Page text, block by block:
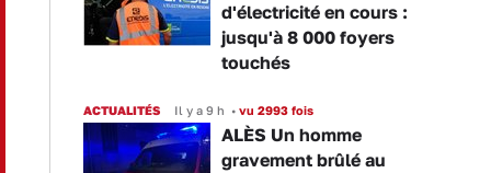
d'électricité en cours :
jusqu'à 8 000 foyers
touchés
ACTUALITÉS Il y a 9 h • vu 2993 fois
ALÈS Un homme
gravement brûlé au